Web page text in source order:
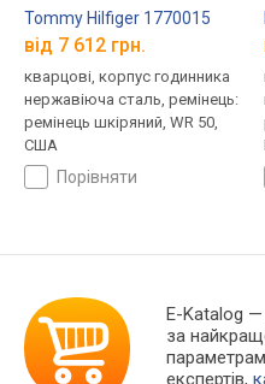
Tommy Hilfiger 1770015
від 7 612 грн.
кварцові, корпус годинника
нержавіюча сталь, ремінець:
ремінець шкіряний, WR 50,
США
порівняти
E-Katalog —
за